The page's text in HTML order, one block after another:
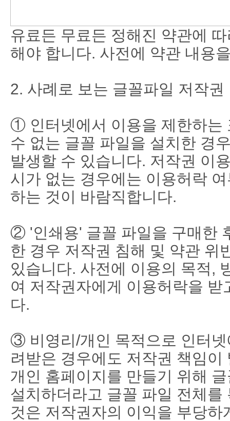
유료든 무료든 정해진 약관에
해야 합니다. 사전에 약관 내용
2. 사례로 보는 글꼴파일 저작권
① 인터넷에서 이용을 제한하는
수 없는 글꼴 파일을 설치한 경
발생할 수 있습니다. 저작권 이
시가 없는 경우에는 이용허락
하는 것이 바람직합니다.
② '인쇄용' 글꼴 파일을 구매한
한 경우 저작권 침해 및 약관 위
있습니다. 사전에 이용의 목적,
여 저작권자에게 이용허락을 받
다.
③ 비영리/개인 목적으로 인터
려받은 경우에도 저작권 책임이
개인 홈페이지를 만들기 위해
설치하더라고 글꼴 파일 전체를
것은 저작권자의 이익을 부당하